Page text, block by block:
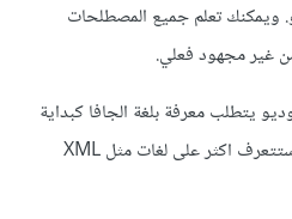
ويمكنك تعلم جميع المصطلحات
غير مجهود فعلي.
يتطلب معرفة بلغة الجافا كبداية
ومن ثم اثناء تقدمك في الدراسة ستتعرف اكثر على لغات مثل XML